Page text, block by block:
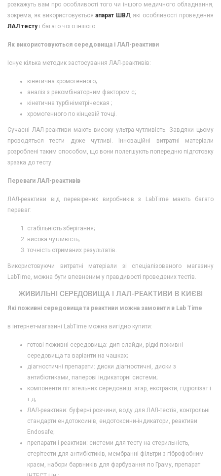
розкажуть вам про особливості того чи іншого медичного обладнання,
зокрема, як використовуєтьсяапарат ШВЛ , які особливості проведення
ЛАЛ тестуі багато чого іншого.
Як використовуються середовища і ЛАЛ-реактиви
Існує кілька методик застосування ЛАЛ-реактивів:
кінетична хромогенного;
аналіз з рекомбінаторним фактором с;
кінетична турбініметріческая ;
хромогенного по кінцевій точці.
Сучасні ЛАЛ-реактиви мають високу ультра-чутливість. Завдяки цьому
проводяться тести дуже чутливі. Інноваційні витратні матеріали
розроблені таким способом, що вони полегшують попередню підготовку
зразка до тесту.
Переваги ЛАЛ-реактивів
ЛАЛ-реактиви від перевірених виробників з LabTime мають багато
переваг:
стабільність зберігання;
висока чутливість;
точність отриманих результатів.
Використовуючи витратні матеріали зі спеціалізованого магазину
LabTime, можна бути впевненим у правдивості проведених тестів.
ЖИВИЛЬНІ СЕРЕДОВИЩА І ЛАЛ-РЕАКТИВИ В КИЄВІ
Які поживні середовища та реактиви можна замовити в Lab Time
в інтернет-магазині LabTime можна вигідно купити:
готові поживні середовища: дип-слайди, рідкі поживні
середовища та варіанти на чашках;
діагностичні препарати: диски діагностичні, диски з
антибіотиками, паперові індикаторні системи;
компоненти піт ательних середовищ: агар, екстракти, гідролізат і
т.д;
ЛАЛ-реактиви: буферні розчини, воду для ЛАЛ-тестів, контрольні
стандарти ендотоксинів, ендотоксини-індикатори, реактиви
Endosafe;
препарати і реактиви: системи для тесту на стерильність,
стерітести для антибіотиків, мембранні фільтри з гіброфобним
краєм, набори барвників для фарбування по Граму, препарат